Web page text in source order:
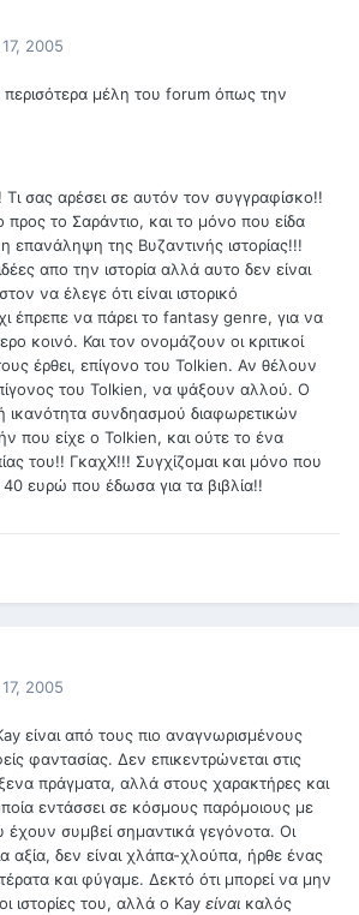
2005
μέλη του forum όπως την
σας αρέσει σε αυτόν τον συγγραφίσκο!!
το Σαράντιο, και το μόνο που είδα
επανάληψη της Βυζαντινής ιστορίας!!!
απο την ιστορία αλλά αυτο δεν είναι
να έλεγε ότι είναι ιστορικό
έπρεπε να πάρει το fantasy genre, για να
κοινό. Και τον ονομάζουν οι κριτικοί
έρθει, επίγονο του Tolkien. Αν θέλουν
του Tolkien, να ψάξουν αλλού. Ο
ικανότητα συνδηασμού διαφωρετικών
που είχε ο Tolkien, και ούτε το ένα
του!! ΓκαχΧ!!! Συγχίζομαι και μόνο που
40 ευρώ που έδωσα για τα βιβλία!!
2005
είναι από τους πιο αναγνωρισμένους
φαντασίας. Δεν επικεντρώνεται στις
πράγματα, αλλά στους χαρακτήρες και
εντάσσει σε κόσμους παρόμοιους με
έχουν συμβεί σημαντικά γεγόνοτα. Οι
αξία, δεν είναι χλάπα-χλούπα, ήρθε ένας
και φύγαμε. Δεκτό ότι μπορεί να μην
ιστορίες του, αλλά ο Kay είναι καλός